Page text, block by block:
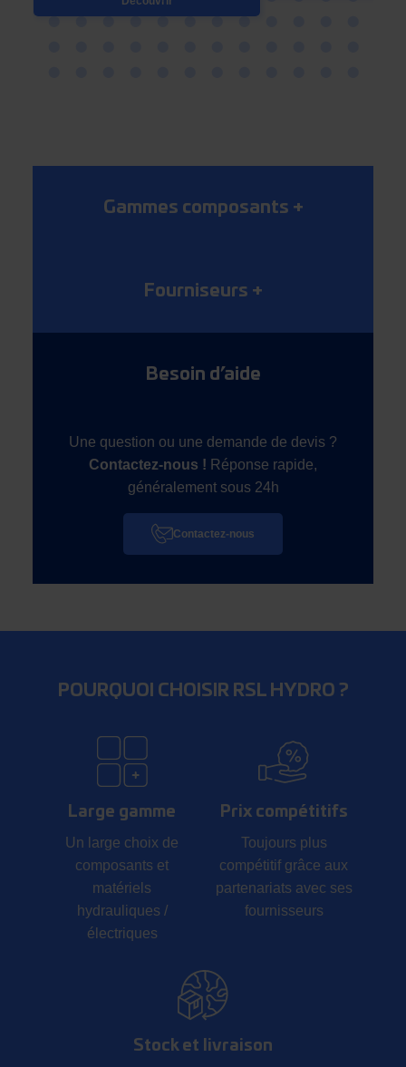
Gammes composants +
Fourniseurs +
Besoin d’aide
Une question ou une demande de devis ?
Contactez-nous ! Réponse rapide,
généralement sous 24h
Contactez-nous
POURQUOI CHOISIR RSL HYDRO ?
Large gamme
Un large choix de
composants et
matériels
hydrauliques /
électriques
Prix compétitifs
Toujours plus
compétitif grâce aux
partenariats avec ses
fournisseurs
Stock et livraison